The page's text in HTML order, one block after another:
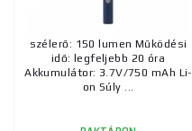
szélerő: 150 lumen Működési
idő: legfeljebb 20 óra
Akkumulátor: 3.7V/750 mAh Li-
on Súly ...